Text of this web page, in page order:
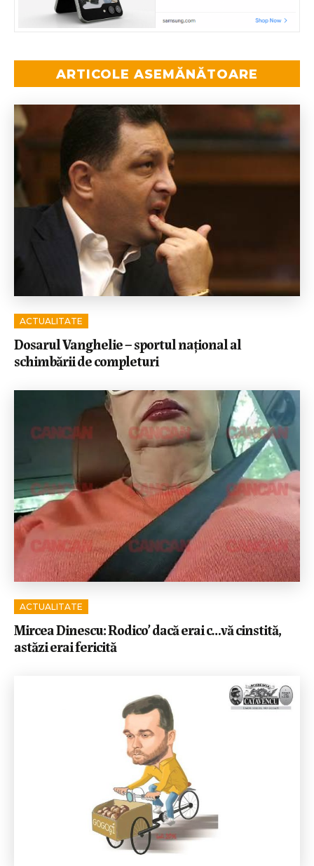
ARTICOLE ASEMĂNĂTOARE
ACTUALITATE
Dosarul Vanghelie – sportul național al
schimbării de completuri
ACTUALITATE
Mircea Dinescu: Rodico’ dacă erai c…vă cinstită,
astăzi erai fericită